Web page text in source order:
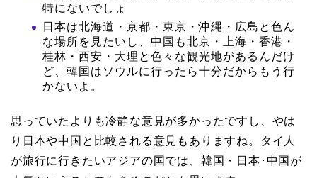
特にないでしょ
日本は北海道・京都・東京・沖縄・広島と色ん
な場所を見たいし、中国も北京・上海・香港・
桂林・西安・大理と色々な観光地があるんだけ
ど、韓国はソウルに行ったら十分だからもう行
かないよ。
思っていたよりも冷静な意見が多かったですし、やは
り日本や中国と比較される意見もありますね。タイ人
が旅行に行きたいアジアの国では、韓国・日本･中国が